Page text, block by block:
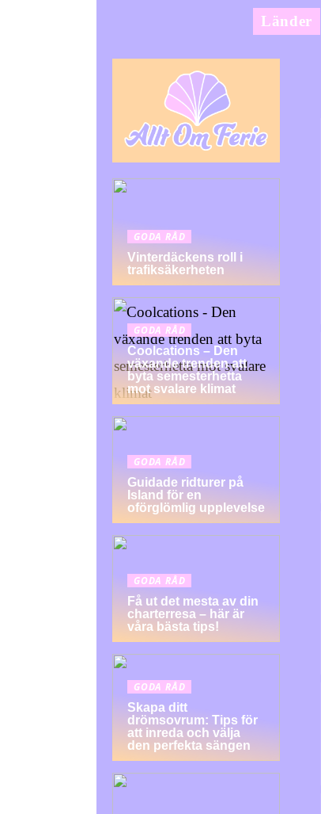
Länder
GODA RÅD
Vinterdäckens roll i
trafiksäkerheten
GODA RÅD
Coolcations – Den
växande trenden att
byta semesterhetta
mot svalare klimat
GODA RÅD
Guidade ridturer på
Island för en
oförglömlig upplevelse
GODA RÅD
Få ut det mesta av din
charterresa – här är
våra bästa tips!
GODA RÅD
Skapa ditt
drömsovrum: Tips för
att inreda och välja
den perfekta sängen